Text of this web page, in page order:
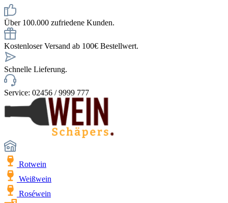
Über 100.000 zufriedene Kunden.
Kostenloser Versand ab 100€ Bestellwert.
Schnelle Lieferung.
Service: 02456 / 9999 777
Rotwein
Weißwein
Roséwein